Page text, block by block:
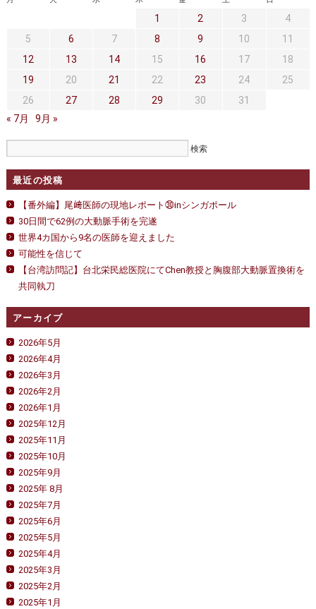
セカンドオピニオン 治療費について
正しい病院の選び方 アクセス
私どもの特色
手術概要
医師募集情報
トピックス一覧
1 2 3
4
5
6 7 8 9 10
11
12
13 14 15 16 17
18
19
20 21 22 23 24
25
26
27 28 29 30
31
« 7月
9月 »
最近の投稿
【番外編】尾﨑医師の現地レポート㉚inシンガポール
30日間で62例の大動脈手術を完遂
世界4カ国から9名の医師を迎えました
可能性を信じて
【台湾訪問記】台北栄民総医院にてChen教授と胸腹部大動脈置換術を
共同執刀
アーカイブ
2026年5月
2026年4月
2026年3月
2026年2月
2026年1月
2025年12月
2025年11月
2025年10月
2025年9月
2025年 8月
2025年7月
2025年6月
2025年5月
2025年4月
2025年3月
2025年2月
2025年1月